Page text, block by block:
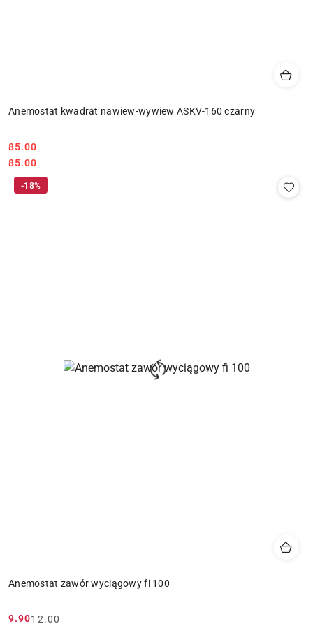
Anemostat kwadrat nawiew-wywiew ASKV-160 czarny
Cena:
85.00
Cena:
85.00
Anemostat zawór wyciągowy fi 100
9.9012.00
-18%